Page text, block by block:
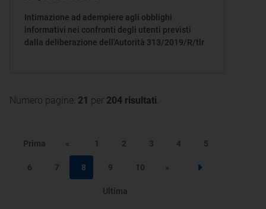
Intimazione ad adempiere agli obblighi
informativi nei confronti degli utenti previsti
dalla deliberazione dell'Autorità 313/2019/R/tlr
Numero pagine: 21 per 204 risultati.
Prima « 1 2 3 4 5
6 7 8 9 10 »
Step successivo
Ultima